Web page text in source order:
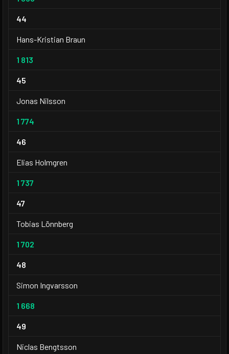
44
Hans-Kristian Braun
1 813
45
Jonas Nilsson
1 774
46
Elias Holmgren
1 737
47
Tobias Lönnberg
1 702
48
Simon Ingvarsson
1 668
49
Niclas Bengtsson